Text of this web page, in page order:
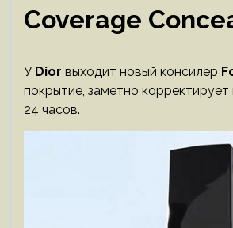
Coverage
У Dior выходит новый консилер
покрытие, заметно
24 часов.